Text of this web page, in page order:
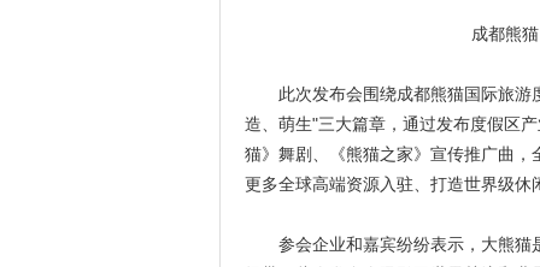
成都熊
此次发布会围绕成都熊猫国际旅游
造、萌生"三大篇章，通过发布度假区
猫》舞剧、《熊猫之家》宣传推广曲
更多全球高端资源入驻、打造世界级休
参会企业和嘉宾纷纷表示，大熊猫